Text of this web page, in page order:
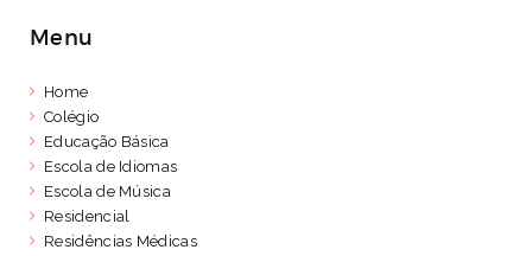
Menu
Home
Colégio
Educação Básica
Escola de Idiomas
Escola de Música
Residencial
Residências Médicas